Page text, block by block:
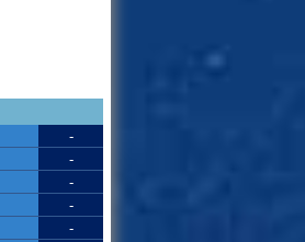
-
-
-
-
-